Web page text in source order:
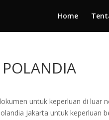
Home
untuk keperluan di luar
Jakarta untuk keperluan